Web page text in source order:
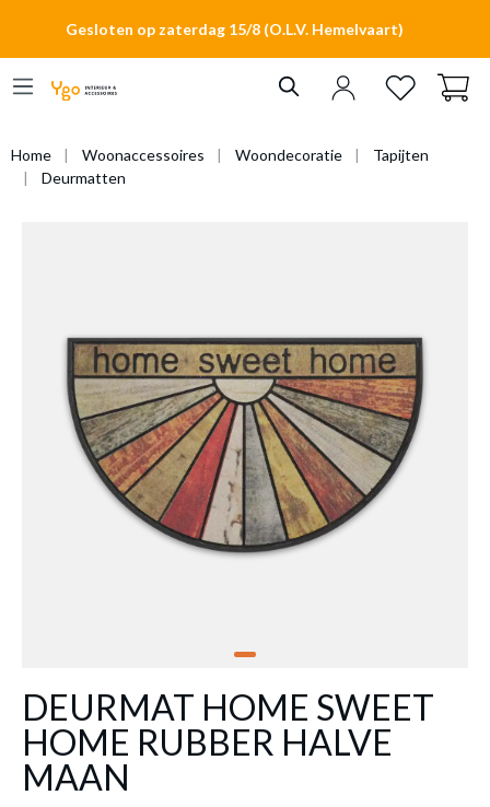
Gesloten op zaterdag 15/8 (O.L.V. Hemelvaart)
Home Woonaccessoires Woondecoratie
Tapijten
Deurmatten
DEURMAT HOME SWEET
HOME RUBBER HALVE
MAAN